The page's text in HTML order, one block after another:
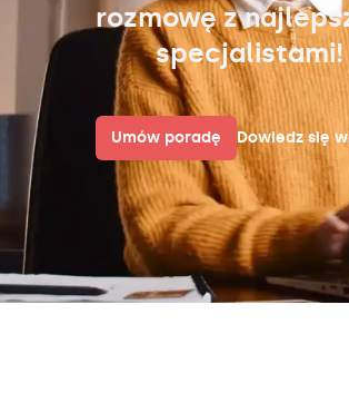
rozmowę z
specjalistami!
Umów poradę Dowiedz się